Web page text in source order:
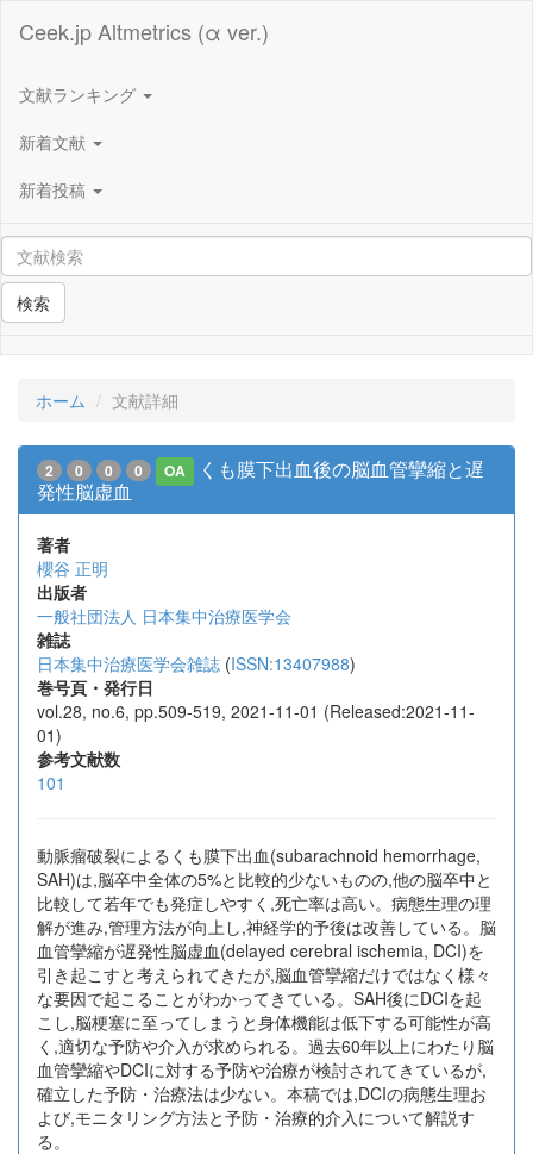
Ceek.jp Altmetrics (α ver.)
文献ランキング
新着文献
新着投稿
検索
ホーム 文献詳細
2 0 0 0 OA
くも膜下出血後の脳血管攣縮と遅
発性脳虚血
著者
櫻谷 正明
出版者
一般社団法人 日本集中治療医学会
雑誌
日本集中治療医学会雑誌 (ISSN:13407988)
巻号頁・発行日
vol.28, no.6, pp.509-519, 2021-11-01 (Released:2021-11-
01)
参考文献数
101
動脈瘤破裂によるくも膜下出血(subarachnoid hemorrhage,
SAH)は,脳卒中全体の5%と比較的少ないものの,他の脳卒中と
比較して若年でも発症しやすく,死亡率は高い。病態生理の理
解が進み,管理方法が向上し,神経学的予後は改善している。脳
血管攣縮が遅発性脳虚血(delayed cerebral ischemia, DCI)を
引き起こすと考えられてきたが,脳血管攣縮だけではなく様々
な要因で起こることがわかってきている。SAH後にDCIを起
こし,脳梗塞に至ってしまうと身体機能は低下する可能性が高
く,適切な予防や介入が求められる。過去60年以上にわたり脳
血管攣縮やDCIに対する予防や治療が検討されてきているが,
確立した予防・治療法は少ない。本稿では,DCIの病態生理お
よび,モニタリング方法と予防・治療的介入について解説す
る。